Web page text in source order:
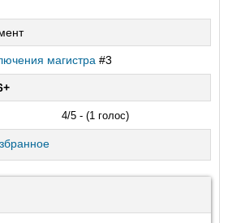
магистра #3
4/5 - (1 голос)